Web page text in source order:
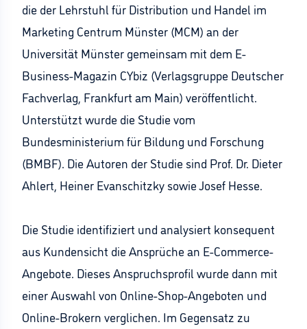
die der Lehrstuhl für Distribution und Handel im
Marketing Centrum Münster (MCM) an der
Universität Münster gemeinsam mit dem E-
Business-Magazin CYbiz (Verlagsgruppe Deutscher
Fachverlag, Frankfurt am Main) veröffentlicht.
Unterstützt wurde die Studie vom
Bundesministerium für Bildung und Forschung
(BMBF). Die Autoren der Studie sind Prof. Dr. Dieter
Ahlert, Heiner Evanschitzky sowie Josef Hesse.
Die Studie identifiziert und analysiert konsequent
aus Kundensicht die Ansprüche an E-Commerce-
Angebote. Dieses Anspruchsprofil wurde dann mit
einer Auswahl von Online-Shop-Angeboten und
Online-Brokern verglichen. Im Gegensatz zu